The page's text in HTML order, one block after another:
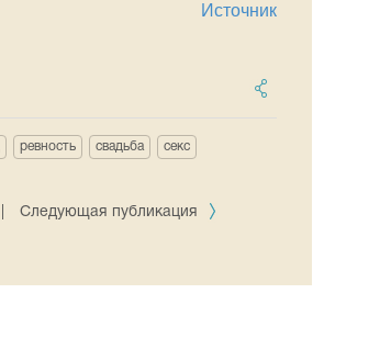
Источник
ревность свадьба секс
Следующая публикация